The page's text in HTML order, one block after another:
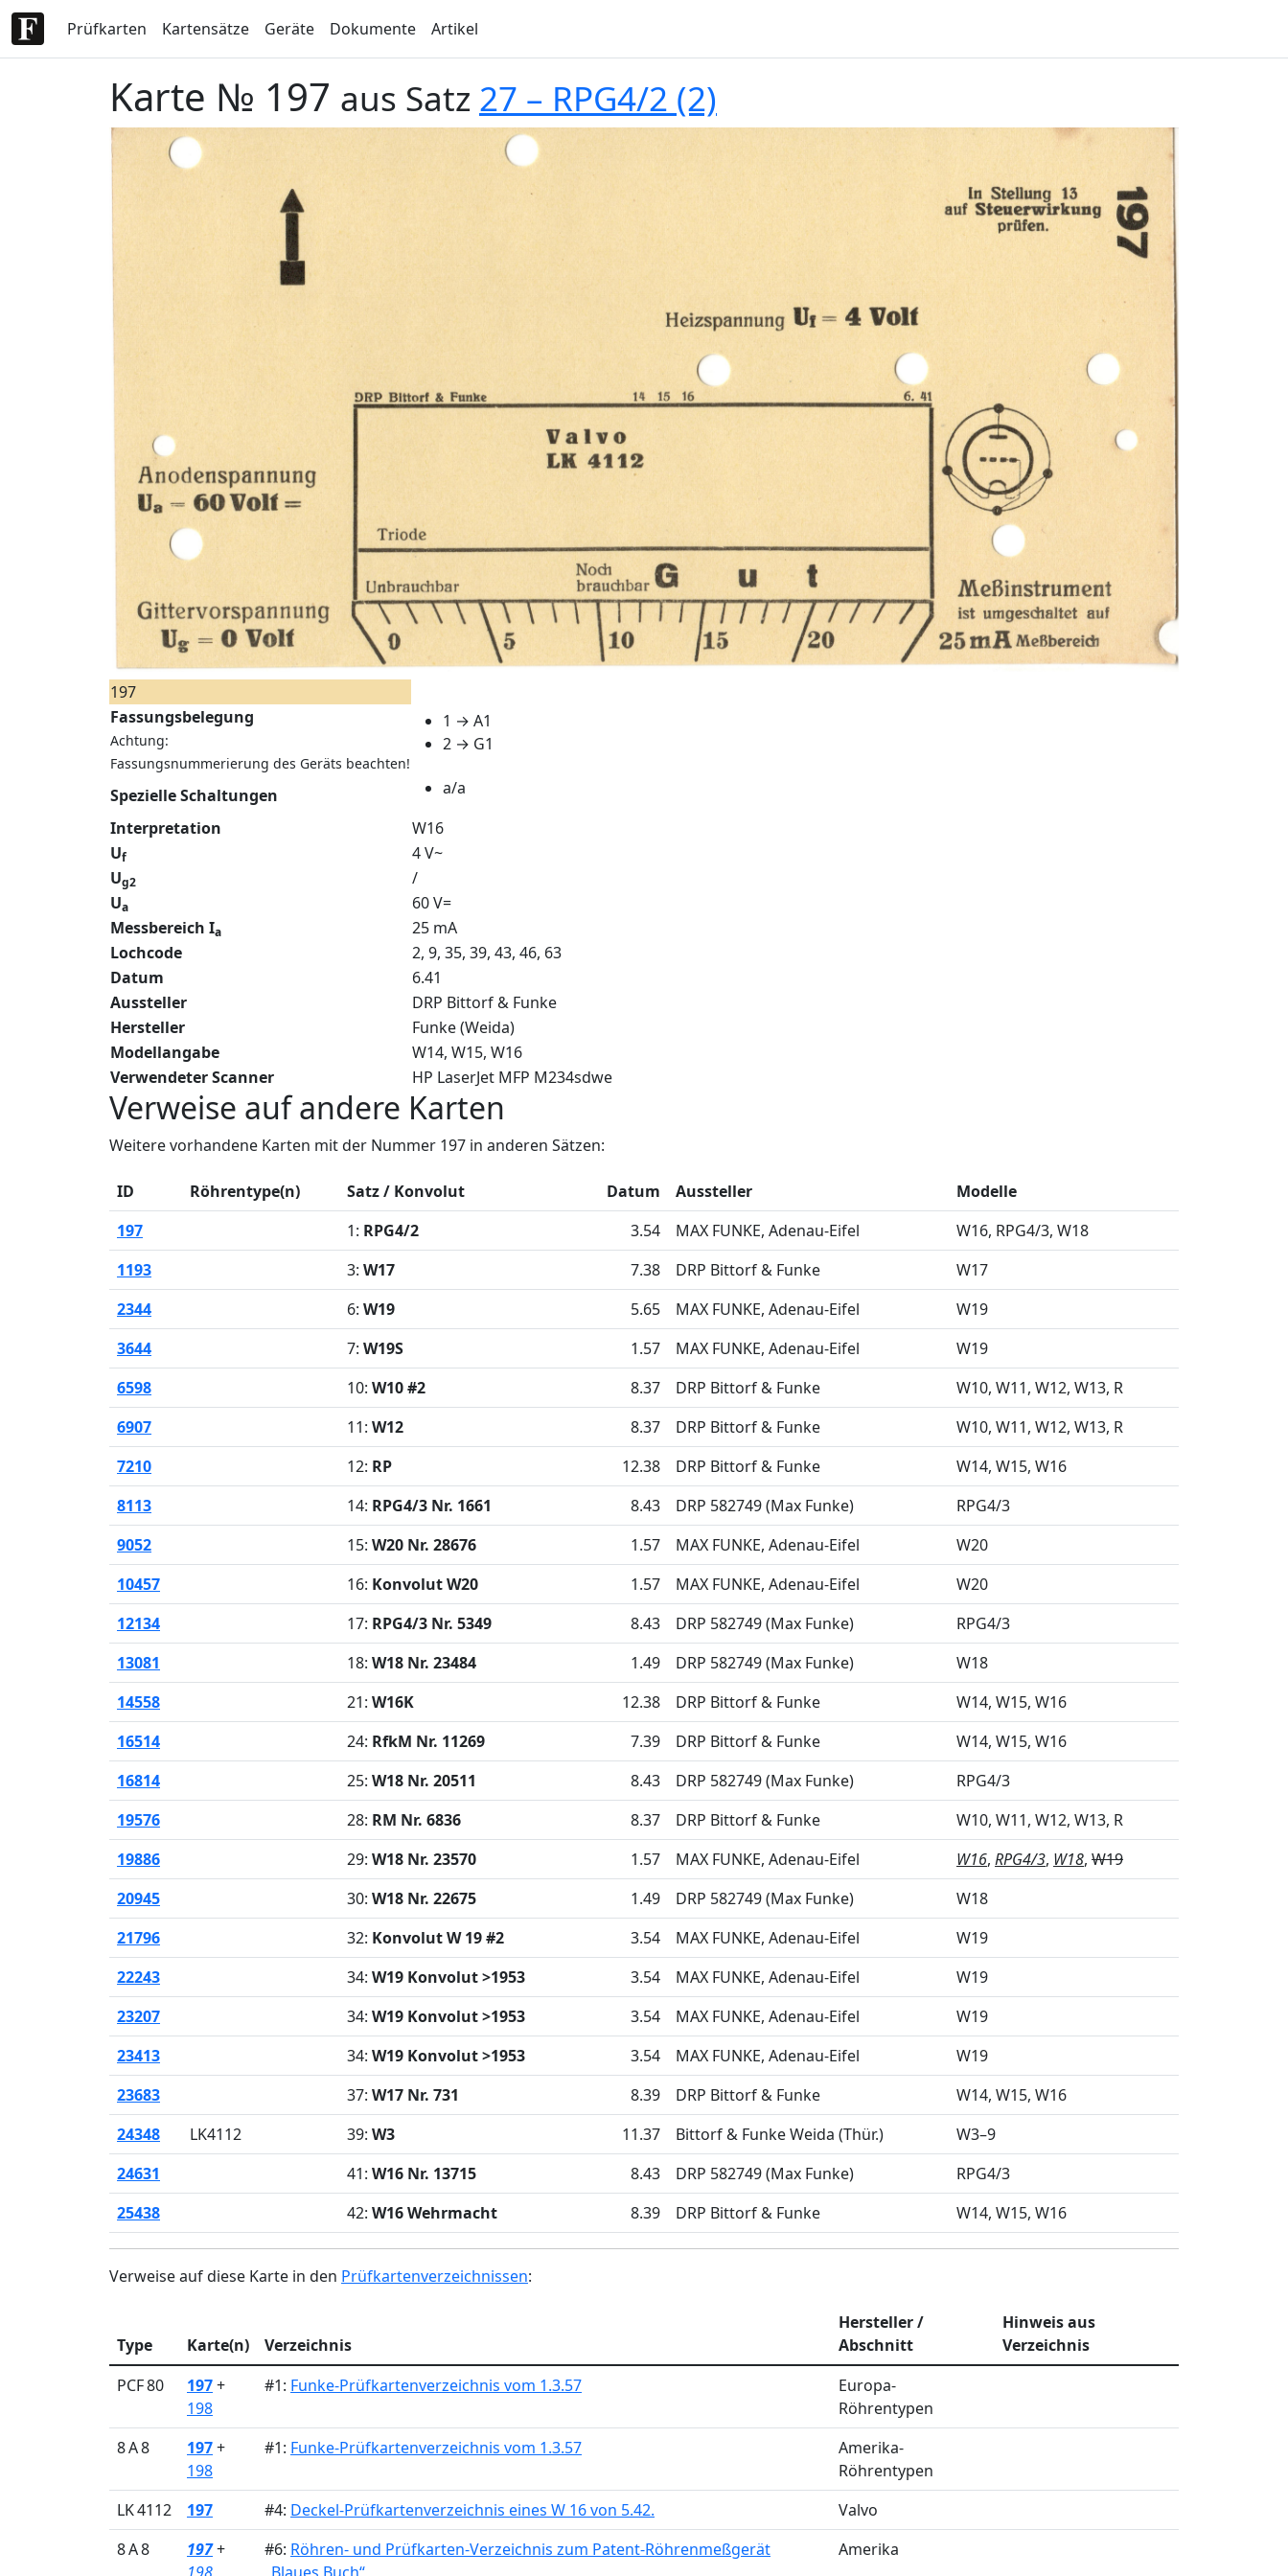
Prüfkarten Kartensätze Geräte Dokumente Artikel
Karte № 197 aus Satz 27 – RPG4/2 (2)
197
Fassungsbelegung
Achtung:
Fassungsnummerierung des Geräts beachten!
1 → A1
2 → G1
Spezielle Schaltungen
a/a
Interpretation
W16
Uf
4 V~
Ug2
/
Ua
60 V=
Messbereich Ia
25 mA
Lochcode
2, 9, 35, 39, 43, 46, 63
Datum
6.41
Aussteller
DRP Bittorf & Funke
Hersteller
Funke (Weida)
Modellangabe
W14 W15 W16
Verwendeter Scanner
HP LaserJet MFP M234sdwe
Verweise auf andere Karten
Weitere vorhandene Karten mit der Nummer 197 in anderen Sätzen:
ID Röhrentype(n) Satz / Konvolut Datum Aussteller
Modelle
197
1: RPG4/2 3.54 MAX FUNKE, Adenau-Eifel W16 RPG4/3 W18
1193
3: W17 7.38 DRP Bittorf & Funke
W17
2344
6: W19 5.65 MAX FUNKE, Adenau-Eifel
W19
3644
7: W19S 1.57 MAX FUNKE, Adenau-Eifel
W19
6598
10: W10 #2 8.37 DRP Bittorf & Funke W10 W11 W12 W13 R
6907
11: W12 8.37 DRP Bittorf & Funke W10 W11 W12 W13 R
7210
12: RP 12.38 DRP Bittorf & Funke W14 W15 W16
8113
14: RPG4/3 Nr. 1661 8.43 DRP 582749 (Max Funke)
RPG4/3
9052
15: W20 Nr. 28676 1.57 MAX FUNKE, Adenau-Eifel
W20
10457
16: Konvolut W20 1.57 MAX FUNKE, Adenau-Eifel
W20
12134
17: RPG4/3 Nr. 5349 8.43 DRP 582749 (Max Funke)
RPG4/3
13081
18: W18 Nr. 23484 1.49 DRP 582749 (Max Funke)
W18
14558
21: W16K 12.38 DRP Bittorf & Funke W14 W15 W16
16514
24: RfkM Nr. 11269 7.39 DRP Bittorf & Funke W14 W15 W16
16814
25: W18 Nr. 20511 8.43 DRP 582749 (Max Funke)
RPG4/3
19576
28: RM Nr. 6836 8.37 DRP Bittorf & Funke W10 W11 W12 W13 R
19886
29: W18 Nr. 23570 1.57 MAX FUNKE, Adenau-Eifel W16 RPG4/3 W18 W19
20945
30: W18 Nr. 22675 1.49 DRP 582749 (Max Funke)
W18
21796
32: Konvolut W 19 #2 3.54 MAX FUNKE, Adenau-Eifel
W19
22243
34: W19 Konvolut >1953 3.54 MAX FUNKE, Adenau-Eifel
W19
23207
34: W19 Konvolut >1953 3.54 MAX FUNKE, Adenau-Eifel
W19
23413
34: W19 Konvolut >1953 3.54 MAX FUNKE, Adenau-Eifel
W19
23683
37: W17 Nr. 731 8.39 DRP Bittorf & Funke W14 W15 W16
24348
LK4112 39: W3 11.37 Bittorf & Funke Weida (Thür.)
W3–9
24631
41: W16 Nr. 13715 8.43 DRP 582749 (Max Funke)
RPG4/3
25438
42: W16 Wehrmacht 8.39 DRP Bittorf & Funke W14 W15 W16
Verweise auf diese Karte in den Prüfkartenverzeichnissen:
Type Karte(n) Verzeichnis
Hersteller /
Abschnitt
Hinweis aus
Verzeichnis
PCF 80
197+
198
#1: Funke-Prüfkartenverzeichnis vom 1.3.57
Europa-
Röhrentypen
8 A 8
197+
198
#1: Funke-Prüfkartenverzeichnis vom 1.3.57
Amerika-
Röhrentypen
LK 4112
197 #4: Deckel-Prüfkartenverzeichnis eines W 16 von 5.42.
Valvo
8 A 8
197+
#6: Röhren- und Prüfkarten-Verzeichnis zum Patent-Röhrenmeßgerät
Amerika